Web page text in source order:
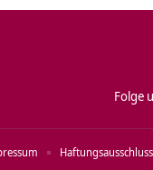
Folge
Haftungsausschluss